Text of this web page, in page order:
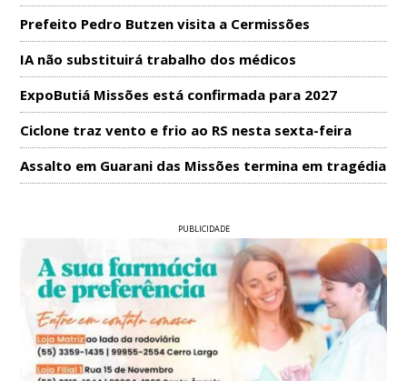
Prefeito Pedro Butzen visita a Cermissões
IA não substituirá trabalho dos médicos
ExpoButiá Missões está confirmada para 2027
Ciclone traz vento e frio ao RS nesta sexta-feira
Assalto em Guarani das Missões termina em tragédia
PUBLICIDADE